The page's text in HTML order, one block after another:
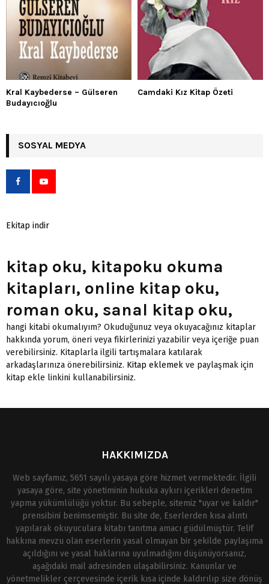
Kral Kaybederse – Gülseren
Budayıcıoğlu
Camdaki Kız Kitap Özeti
SOSYAL MEDYA
Ekitap indir
kitap oku, kitapoku okuma
kitapları, online kitap oku,
roman oku, sanal kitap oku,
hangi kitabi okumalıyım? Okuduğunuz veya okuyacağınız kitaplar
hakkında yorum, öneri veya fikirlerinizi yazabilir veya içeriğe puan
verebilirsiniz. Kitaplarla ilgili tartışmalara katılarak
arkadaşlarınıza önerebilirsiniz. Kitap eklemek ve paylaşmak için
kitap ekle linkini kullanabilirsiniz.
HAKKIMIZDA
Web sayfamız, 5651 sayılı yasaya göre hizmet vermektedir. İlgili
yasaya göre, site yönetiminin hukuka aykırı içerikleri denetim
yapma yükümlülüğü yoktur. Bu sebeple, sitemiz "uyar ve kaldır"
prensibini benimsemiştir. Bu site de, Eserlerden kısa alıntı
yapılarak okuyuculara kitabı tanıtma amacı güdülmüştür. Telif
hakkına mevzu olan eserlerin yasal olmayan bir şekilde paylaşıma
açıldığını ve yasal haklarına uyulmadığını düşünüyorsanız,
aşağıdaki mail adresinden ulaşabilirsiniz. Kanunlar ve
yönetmelikler çerçevesinde içerik kısa içinde kaldırılıp size dönüş